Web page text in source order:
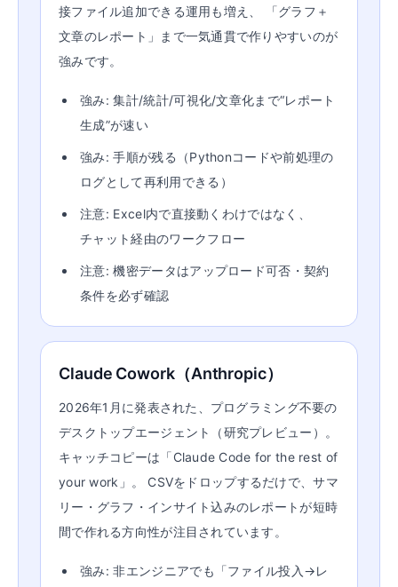
接ファイル追加できる運用も増え、 「グラフ＋
文章のレポート」まで一気通貫で作りやすいのが
強みです。
強み: 集計/統計/可視化/文章化まで“レポート
生成”が速い
強み: 手順が残る（Pythonコードや前処理の
ログとして再利用できる）
注意: Excel内で直接動くわけではなく、
チャット経由のワークフロー
注意: 機密データはアップロード可否・契約
条件を必ず確認
Claude Cowork（Anthropic）
2026年1月に発表された、プログラミング不要の
デスクトップエージェント（研究プレビュー）。
キャッチコピーは「Claude Code for the rest of
your work」。 CSVをドロップするだけで、サマ
リー・グラフ・インサイト込みのレポートが短時
間で作れる方向性が注目されています。
強み: 非エンジニアでも「ファイル投入→レ